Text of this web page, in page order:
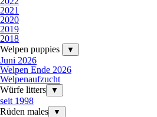
2021
2020
2019
2018
Welpen puppies
▼
Juni 2026
Welpen Ende 2026
Welpenaufzucht
Würfe litters
▼
seit 1998
Rüden males
▼